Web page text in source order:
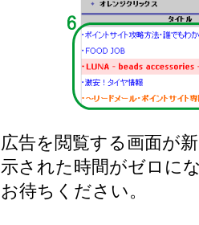
広告を閲覧する画面が
示された時間がゼロに
お待ちください。